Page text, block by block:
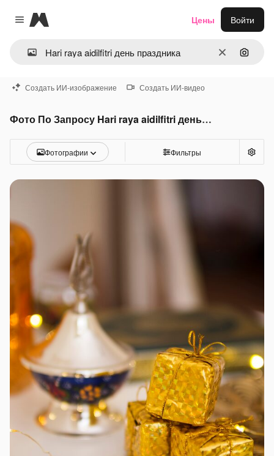
Close menu
Magnific
ОчиститьПоиск
Цены Войти
Создать ИИ-изображение Создать ИИ-видео
Фото По Запросу Hari raya aidilfitri день праздника
Фотографии Фильтры